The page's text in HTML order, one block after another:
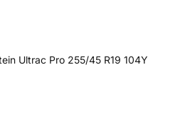
Ultrac Pro 255/45 R19 104Y